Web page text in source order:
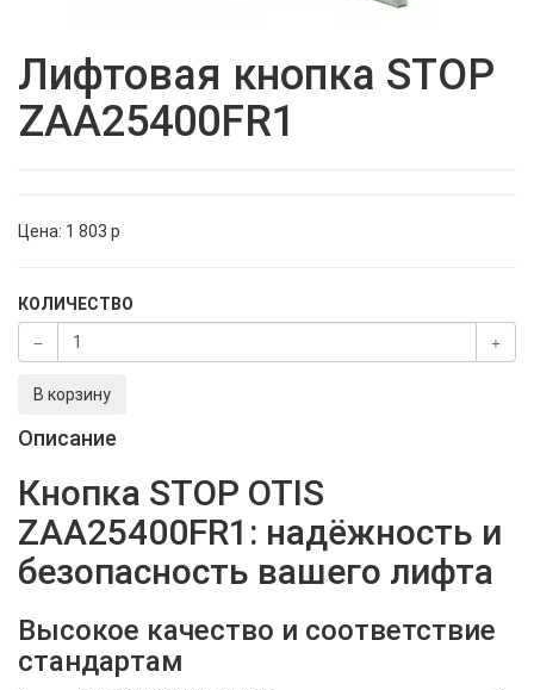
Лифтовая кнопка STOP
ZAA25400FR1
Цена: 1 803 p
КОЛИЧЕСТВО
В корзину
Описание
Кнопка STOP OTIS
ZAA25400FR1: надёжность и
безопасность вашего лифта
Высокое качество и соответствие
стандартам